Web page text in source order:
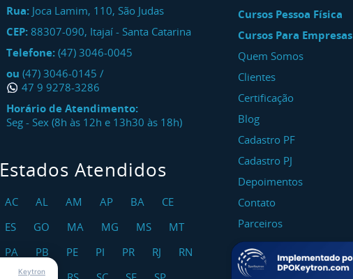
Rua: Joca Lamim, 110, São Judas
CEP: 88307-090, Itajaí - Santa Catarina
Telefone: (47) 3046-0045
ou (47) 3046-0145 /
47 9 9278-3286
Horário de Atendimento:
Seg - Sex (8h às 12h e 13h30 às 18h)
Estados Atendidos
AC AL AM AP BA
CE
ES
GO MA MG MS
MT
PA
PB PE PI PR RJ
RN
Cursos Pessoa Física
Cursos Para Empresas
Quem Somos
Clientes
Certificação
Blog
Cadastro PF
Cadastro PJ
Depoimentos
Contato
Parceiros
Keytron